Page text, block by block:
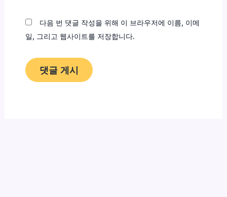
다음 번 댓글 작성을 위해 이 브라우저에 이름, 이메
일, 그리고 웹사이트를 저장합니다.